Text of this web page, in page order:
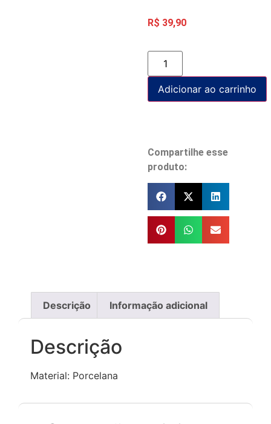
R$ 39,90
Adicionar ao carrinho
Compartilhe esse
produto:
Descrição Informação adicional
Descrição
Material: Porcelana